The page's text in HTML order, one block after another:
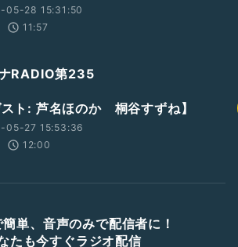
05-28 15:31:50
11:57
RADIO第235
スト: 芦名ほのか 桐谷すずね】
05-27 15:53:36
12:00
単、音声のみで配信者に！
たも今すぐラジオ配信